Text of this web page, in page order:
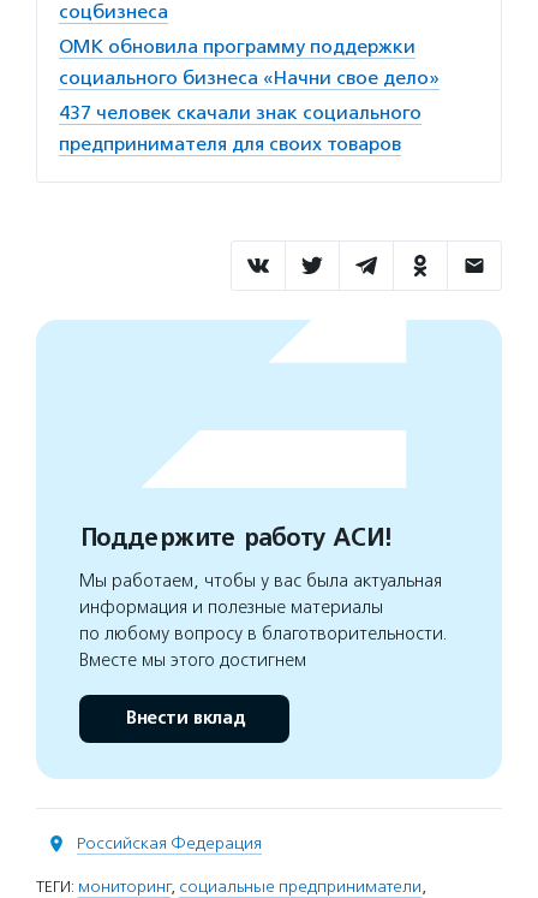
соцбизнеса
ОМК обновила программу поддержки
социального бизнеса «Начни свое дело»
437 человек скачали знак социального
предпринимателя для своих товаров
Поддержите работу АСИ!
Мы работаем, чтобы у вас была актуальная
информация и полезные материалы
по любому вопросу в благотворительности.
Вместе мы этого достигнем
Внести вклад
Российская Федерация
ТЕГИ: мониторинг, социальные предприниматели,